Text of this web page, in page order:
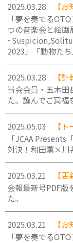
2025.03.28
【お
「夢を奏でる
つの音楽会と絵
2023」「動物た
2025.03.28
【訃
当会会員・五木
た。謹んでご冥福
2025.05.03
【
「JCAA
対決！和田薫×川
2025.03.21
【更
会報最新号PDF版
た。
2025.03.21
【お
「夢を奏でる